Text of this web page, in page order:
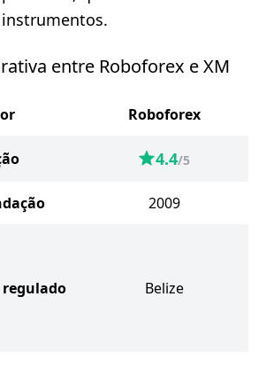
entre Roboforex e XM
Roboforex
4.4/5
2009
regulado Belize